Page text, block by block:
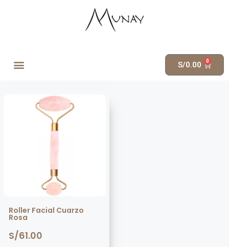
S/0.00 0
Roller Facial Cuarzo
Rosa
S/61.00